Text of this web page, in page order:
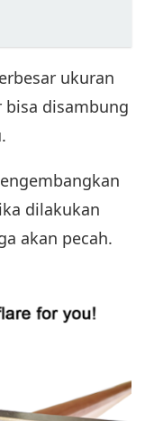
ukuran
bisa disambung
dilakukan
akan pecah.